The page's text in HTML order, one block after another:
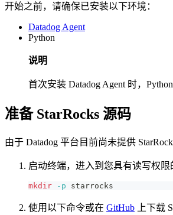
开始之前，请确保已安装以下环境：
Datadog Agent
Python
说明
首次安装 Datadog Agent 时，
准备 StarRocks 源码
由于 Datadog 平台目前尚未提供
启动终端，进入到您具有读写权限
mkdir -p starrocks
使用以下命令或在 GitHub 上下载